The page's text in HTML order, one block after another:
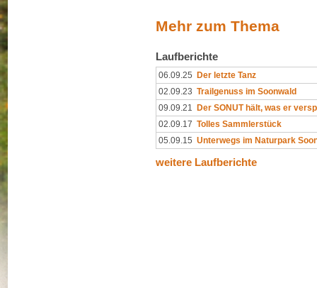
Mehr zum Thema
Laufberichte
06.09.25 Der letzte Tanz
02.09.23 Trailgenuss im Soonwald
09.09.21
Der SONUT hält, was er
02.09.17 Tolles Sammlerstück
05.09.15 Unterwegs im Naturpark
weitere Laufberichte